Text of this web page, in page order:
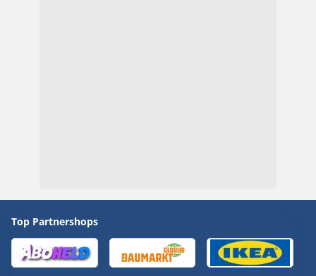
Top Partnershops